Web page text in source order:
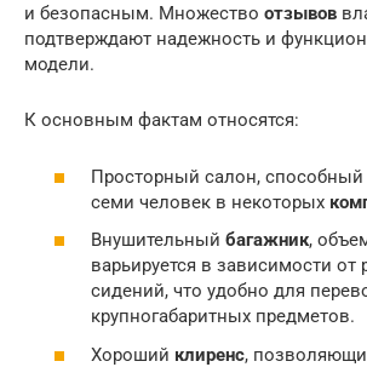
и безопасным. Множество отзывов
подтверждают надежность и
модели.
К основным фактам относятся:
Просторный салон, способный
семи человек в некоторых
Внушительный багажник,
варьируется в зависимости
сидений, что удобно для
крупногабаритных предметов.
Хороший клиренс,